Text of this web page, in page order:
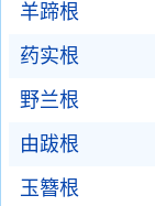
羊蹄根
药实根
野兰根
由跋根
玉簪根